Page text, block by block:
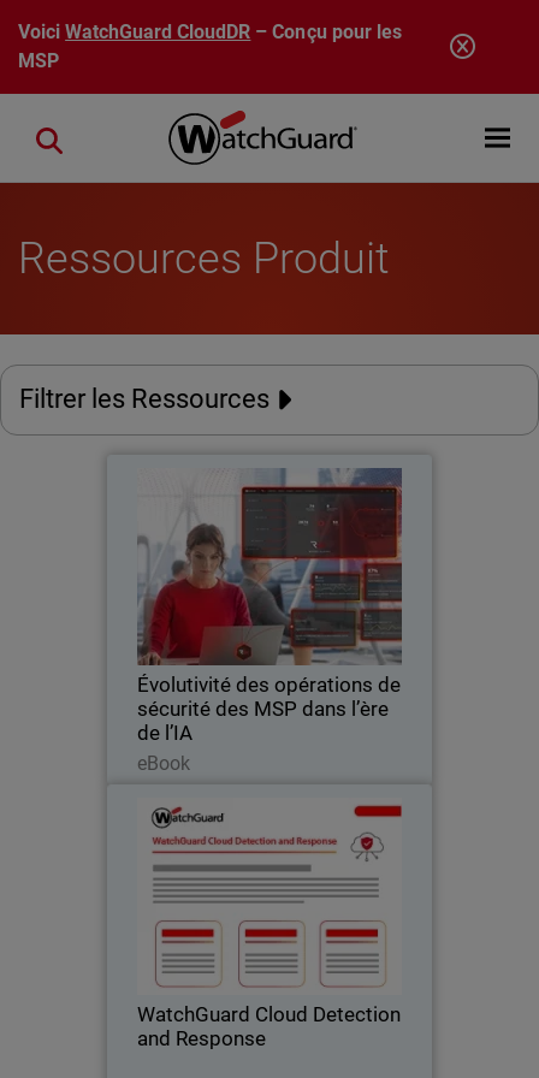
Aller au contenu principal
VoiciWatchGuard CloudDR – Conçu pour les
MSP
Open
Close search
Ressources Produit
Filtrer les Ressources
Évolutivité des opérations de
sécurité des MSP dans l’ère
de l’IA
eBook
Évolutivité des opérations de
sécurité des MSP dans l’ère de
l’IA
Body
Découvrez comment l'IA aide les MSP à
développer leurs services de
cybersécurité, réduire la charge
opérationnelle et contrer les menaces.
WatchGuard Cloud Detection
and Response
WatchGuard Cloud Detection
and Response
Enrayez les risques liés au cloud à la
source – avant qu'ils ne deviennent un
incident.